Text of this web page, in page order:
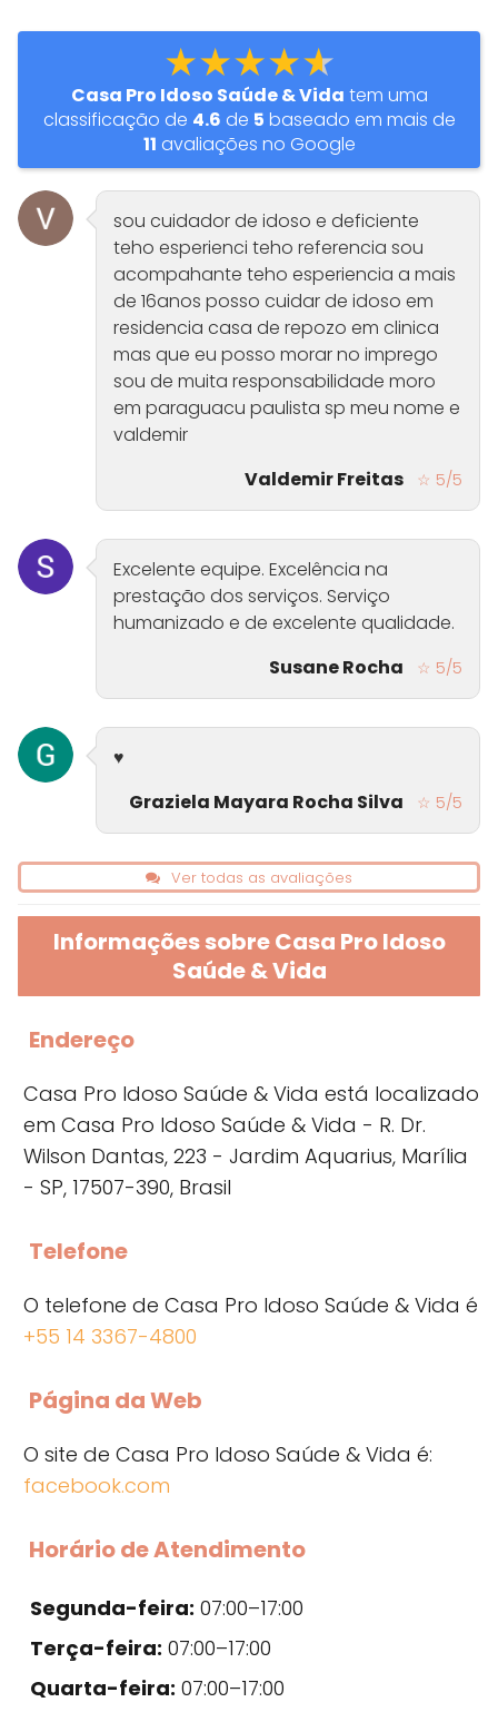
★★★★★
Casa Pro Idoso Saúde & Vida tem uma
classificação de 4.6 de 5 baseado em mais de
11 avaliações no Google
sou cuidador de idoso e deficiente
teho esperienci teho referencia sou
acompahante teho esperiencia a mais
de 16anos posso cuidar de idoso em
residencia casa de repozo em clinica
mas que eu posso morar no imprego
sou de muita responsabilidade moro
em paraguacu paulista sp meu nome e
valdemir
Valdemir Freitas
☆ 5/5
Excelente equipe. Excelência na
prestação dos serviços. Serviço
humanizado e de excelente qualidade.
Susane Rocha
☆ 5/5
♥️
Graziela Mayara Rocha Silva
☆ 5/5
Ver todas as avaliações
Informações sobre Casa Pro Idoso
Saúde & Vida
Endereço
Casa Pro Idoso Saúde & Vida está localizado
em Casa Pro Idoso Saúde & Vida - R. Dr.
Wilson Dantas, 223 - Jardim Aquarius, Marília
- SP, 17507-390, Brasil
Telefone
O telefone de Casa Pro Idoso Saúde & Vida é
+55 14 3367-4800
Página da Web
O site de Casa Pro Idoso Saúde & Vida é:
facebook.com
Horário de Atendimento
Segunda-feira: 07:00–17:00
Terça-feira: 07:00–17:00
Quarta-feira: 07:00–17:00